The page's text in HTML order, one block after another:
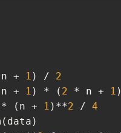
+ 1 ) / 2
+ 1 ) * ( 2 * n + 1
* (n + 1 )**2 / 4